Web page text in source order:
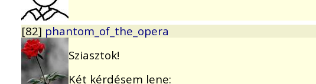
[82] phantom_of_the_opera
Sziasztok!
Két kérdésem lene: